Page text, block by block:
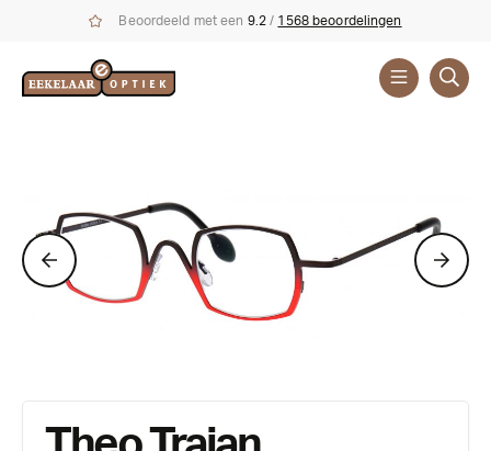
Beoordeeld met een 9.2 / 1568 beoordelingen
Theo